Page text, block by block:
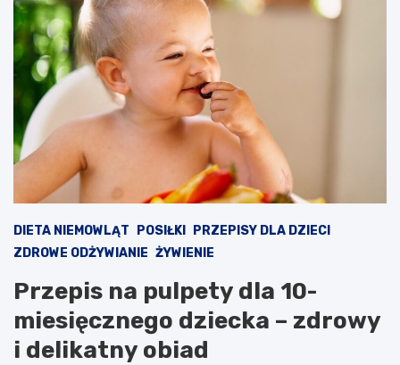
DIETA NIEMOWLĄT POSIŁKI
PRZEPISY DLA DZIECI
ZDROWE ODŻYWIANIE ŻYWIENIE
Przepis na pulpety dla 10-
miesięcznego dziecka – zdrowy
i delikatny obiad